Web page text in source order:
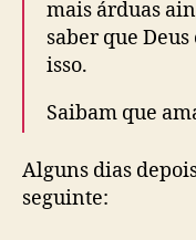
mais árduas
saber que
isso.
Saibam que
Alguns dias
seguinte: